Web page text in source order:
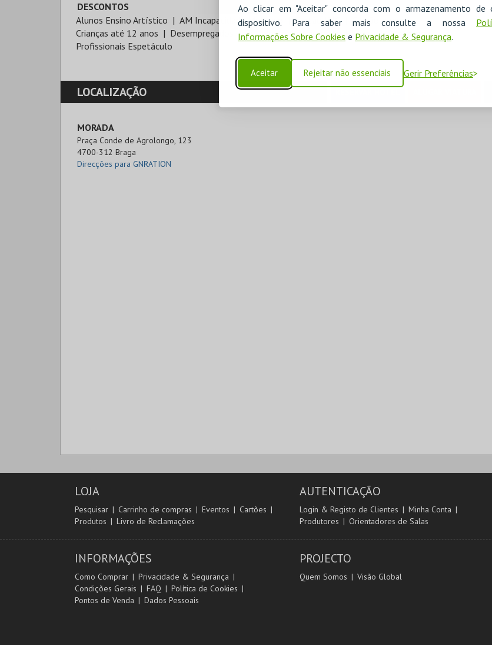
Ao clicar em "Aceitar" concorda com o armazenamento de
dispositivo. Para saber mais consulte a nossa
Informações Sobre Cookies e Privacidade & Segurança.
Aceitar Rejeitar não essenciais Gerir Preferências
DESCONTOS
Alunos Ensino Artístico
AM Incapacidade Multiuso Cartão ISIC
Cartão Jovem
Crianças até 12 anos
Desempregados Estudante Maiores de 65 anos
Pentágono
Profissionais Espetáculo
LOCALIZAÇÃO
MORADA
Praça Conde de Agrolongo, 123
4700-312 Braga
Direcções para GNRATION
LOJA
Pesquisar Carrinho de compras Eventos
Cartões
Produtos
Livro de Reclamações
AUTENTICAÇÃO
Login & Registo de Clientes
Minha Conta
Produtores
Orientadores de Salas
INFORMAÇÕES
Como Comprar
Privacidade & Segurança
Condições Gerais
FAQ
Política de Cookies
Pontos de Venda
Dados Pessoais
PROJECTO
Quem Somos Visão Global